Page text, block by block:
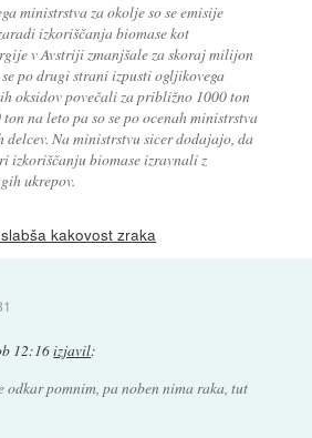
ministrstva za okolje so se emisije
izkoriščanja biomase kot
v Avstriji zmanjšale za skoraj milijon
po drugi strani izpusti ogljikovega
oksidov povečali za približno 1000 ton
na leto pa so se po ocenah ministrstva
Na ministrstvu sicer dodajajo, da
izkoriščanju biomase izravnali z
ukrepov.
kakovost zraka
12:16izjavil:
odkar pomnim, pa noben nima raka, tut